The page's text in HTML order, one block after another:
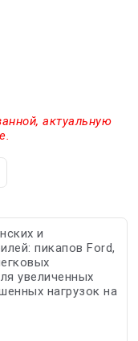
актуальную
и
пикапов Ford,
увеличенных
нагрузок на